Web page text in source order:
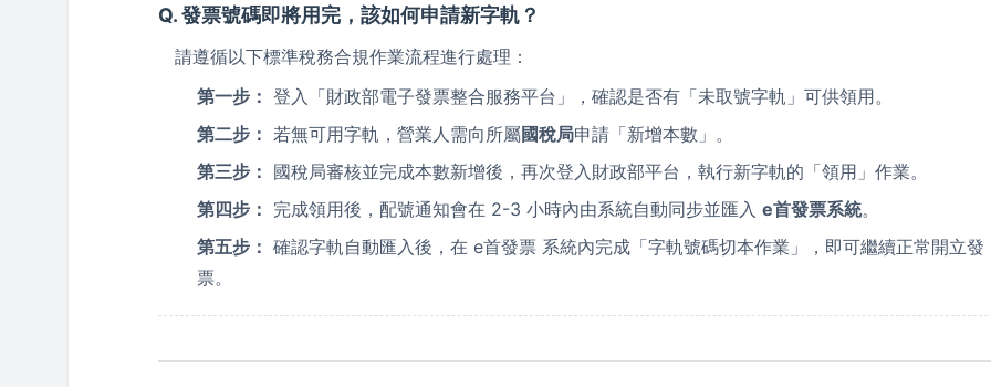
Q. 發票號碼即將用完，該如何申請新字軌？
請遵循以下標準稅務合規作業流程進行處理：
第一步： 登入「財政部電子發票整合服務平台」，確認是否有「未取號字軌」可供領用。
第二步： 若無可用字軌，營業人需向所屬 國稅局申請「新增本數」。
第三步： 國稅局審核並完成本數新增後，再次登入財政部平台，執行新字軌的「領用」作業。
第四步： 完成領用後，配號通知會在 2-3 小時內由系統自動同步並匯入e首發票系統。
第五步： 確認字軌自動匯入後，在 e首發票 系統內完成「字軌號碼切本作業」，即可繼續正常開立發
票。